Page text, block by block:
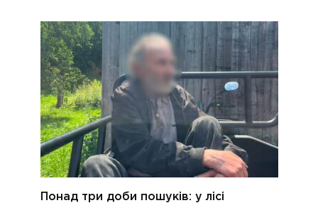
Понад три доби пошуків: у лісі